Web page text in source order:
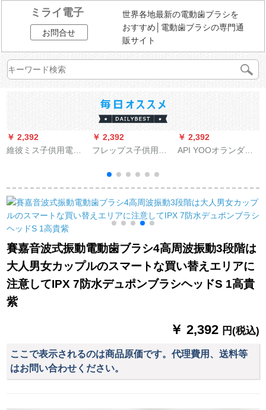
ミライ電子
お問合せ
世界各地最新の電動歯ブラシを
おすすめ│電動歯ブラシの専門通
販サイト
￥ 2,392
維彼ミス子供用電動
なく、大人の赤ちゃ
ん用歯ブラシ3-12歳
の子供用回転歯ブラ
シでは、1年間品質保
証を受けて、青色に
交換します。
￥ 2,392
フレップス子供用電
6-12歳の男女歯科美
白器美牙儀子供用音
波式知能全自動HX
6322/29旅行ブルート
ゥース版旅行ケース
付き
￥ 2,392
API YOOオランダア
歯ブラシ洗顔器痩顔
器顔器フェイスマッ
サージ器歯磨き粉洗
白いセット(電気歯ブ
ラシ+洗顔器+美顔器)
賽嘉音波式振動電動歯ブラシ4高周波振動3段階は
大人男女カップルのスマートな買い替えエリアに
注意してIPX 7防水デュポンブラシヘッドS 1高貴
紫
￥ 2,392 円(税込)
ここで表示されるのは商品原価です。代理費用、送料等
はお問い合わせください。